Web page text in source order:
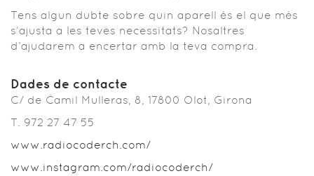
Tens algun dubte sobre quin aparell és el que més
s’ajusta a les teves necessitats? Nosaltres
d’ajudarem a encertar amb la teva compra.
Dades de contacte
C/ de Camil Mulleras, 8, 17800 Olot, Girona
T. 972 27 47 55
www.radiocoderch.com/
www.instagram.com/radiocoderch/